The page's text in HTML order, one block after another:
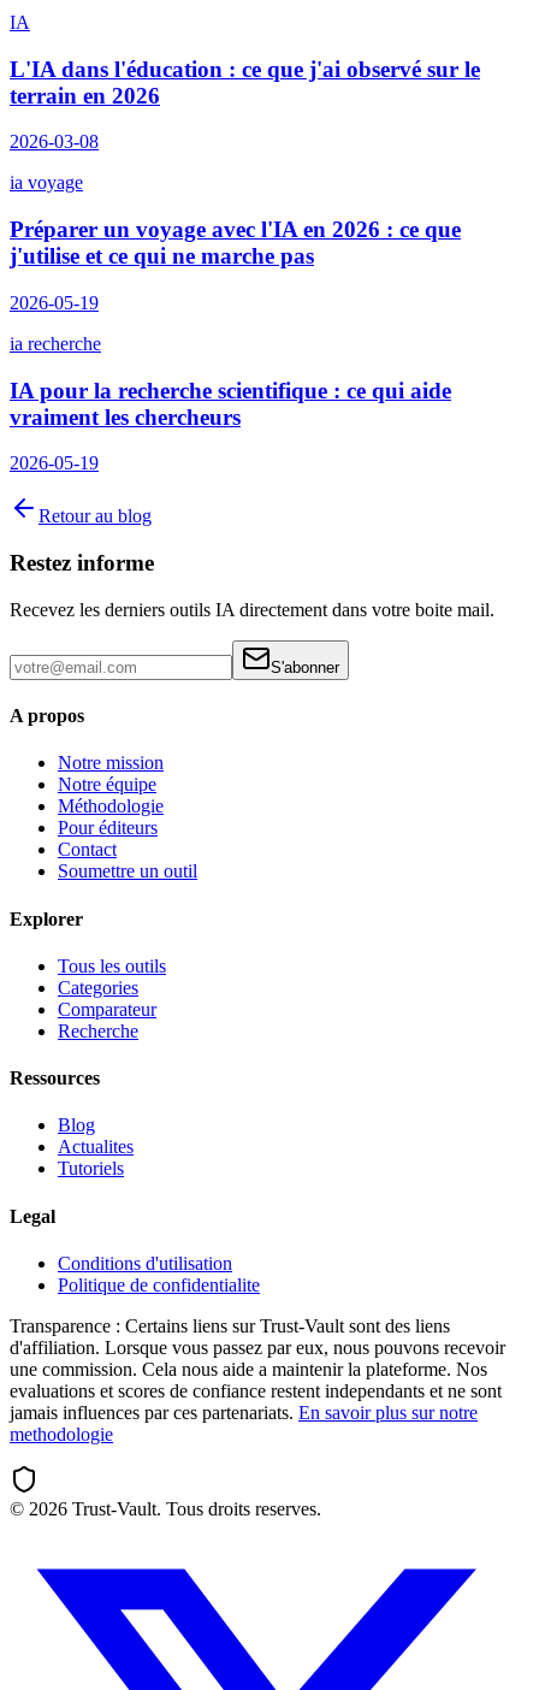
IA
L'IA dans l'éducation : ce que j'ai observé sur le
terrain en 2026
2026-03-08
ia voyage
Préparer un voyage avec l'IA en 2026 : ce que
j'utilise et ce qui ne marche pas
2026-05-19
ia recherche
IA pour la recherche scientifique : ce qui aide
vraiment les chercheurs
2026-05-19
Retour au blog
Restez informe
Recevez les derniers outils IA directement dans votre boite mail.
S'abonner
A propos
Notre mission
Notre équipe
Méthodologie
Pour éditeurs
Contact
Soumettre un outil
Explorer
Tous les outils
Categories
Comparateur
Recherche
Ressources
Blog
Actualites
Tutoriels
Legal
Conditions d'utilisation
Politique de confidentialite
Transparence : Certains liens sur Trust-Vault sont des liens
d'affiliation. Lorsque vous passez par eux, nous pouvons recevoir
une commission. Cela nous aide a maintenir la plateforme. Nos
evaluations et scores de confiance restent independants et ne sont
jamais influences par ces partenariats. En savoir plus sur notre
methodologie
© 2026 Trust-Vault. Tous droits reserves.